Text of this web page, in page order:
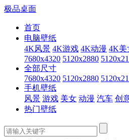
极品桌面
首页
电脑壁纸
4K风景 4K游戏 4K动漫 4K美
7680x4320 5120x2880
全部尺寸
7680x4320 5120x2880
手机壁纸
风景 游戏 美女 动漫 汽车 创
热门壁纸